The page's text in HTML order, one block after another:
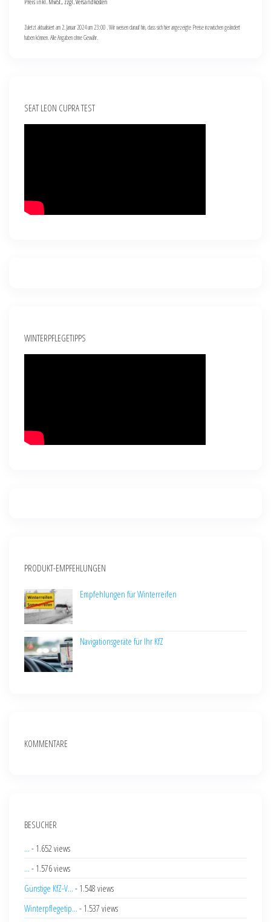
Zuletzt aktualisiert am 2. Januar 2024 um 23:00 . Wir weisen darauf hin, dass sich hier angezeigte Preise inzwischen geändert
haben können. Alle Angaben ohne Gewähr.
SEAT LEON CUPRA TEST
WINTERPFLEGETIPPS
PRODUKT-EMPFEHLUNGEN
Empfehlungen für Winterreifen
Navigationsgeräte für Ihr KfZ
KOMMENTARE
BESUCHER
... - 1.652 views
... - 1.576 views
Günstige KfZ-V... - 1.548 views
Winterpflegetip... - 1.537 views